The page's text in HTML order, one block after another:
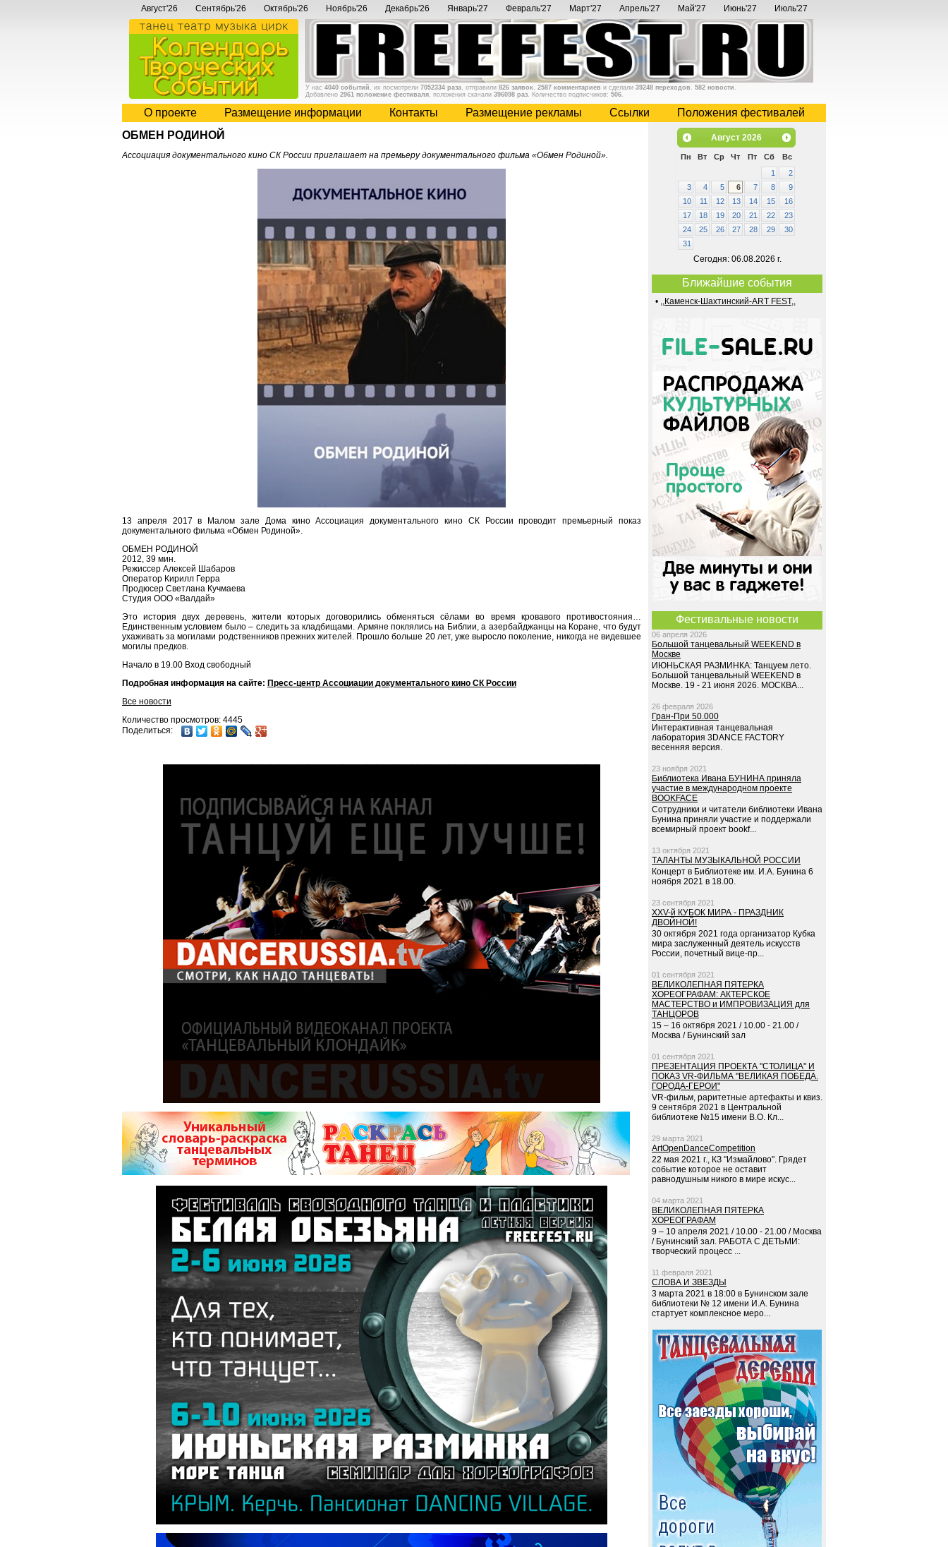
Август'26 Сентябрь'26 Октябрь'26 Ноябрь'26 Декабрь'26 Январь'27 Февраль'27 Март'27 Апрель'27 Май'27 Июнь'27 Июль'27
У нас 4040 событий , их посмотрели 7052334 раза, отправили 826 заявок, 2587 комментариев и сделали 39248 переходов . 582 новости .
Добавлено 2961 положение фестиваля, положения скачали 396098 раз. Количество подписчиков: 506.
О проекте Размещение информации Контакты Размещение рекламы Cсылки
Положения фестивалей
ОБМЕН РОДИНОЙ
Ассоциация документального кино СК России приглашает на премьеру документального фильма «Обмен Родиной».
13 апреля 2017 в Малом зале Дома кино Ассоциация документального кино СК России проводит премьерный показ
документального фильма «Обмен Родиной».
ОБМЕН РОДИНОЙ
2012, 39 мин.
Режиссер Алексей Шабаров
Оператор Кирилл Герра
Продюсер Светлана Кучмаева
Студия ООО «Валдай»
Это история двух деревень, жители которых договорились обменяться сёлами во время кровавого противостояния…
Единственным условием было – следить за кладбищами. Армяне поклялись на Библии, а азербайджанцы на Коране, что будут
ухаживать за могилами родственников прежних жителей. Прошло больше 20 лет, уже выросло поколение, никогда не видевшее
могилы предков.
Начало в 19.00 Вход свободный
Подробная информация на сайте: Пресс-центр Ассоциации документального кино СК России
Все новости
Количество просмотров: 4445
Поделиться:
Август 2026
Пн Вт Ср Чт Пт Сб
Вс
1
2
3
4 5 6 7 8
9
10
11 12 13 14 15
16
17
18 19 20 21 22
23
24
25 26 27 28 29
30
31
Сегодня: 06.08.2026 г.
Ближайшие события
• ,,Каменск-Шахтинский-ART FEST,,
Фестивальные новости
06 апреля 2026
Большой танцевальный WEEKEND в
Москве
ИЮНЬСКАЯ РАЗМИНКА: Танцуем лето.
Большой танцевальный WEEKEND в
Москве. 19 - 21 июня 2026. МОСКВА...
26 февраля 2026
Гран-При 50.000
Интерактивная танцевальная
лаборатория 3DANCE FACTORY
весенняя версия.
23 ноября 2021
Библиотека Ивана БУНИНА приняла
участие в международном проекте
BOOKFACE
Сотрудники и читатели библиотеки Ивана
Бунина приняли участие и поддержали
всемирный проект bookf...
13 октября 2021
ТАЛАНТЫ МУЗЫКАЛЬНОЙ РОССИИ
Концерт в Библиотеке им. И.А. Бунина 6
ноября 2021 в 18.00.
23 сентября 2021
XXV-й КУБОК МИРА - ПРАЗДНИК
ДВОЙНОЙ!
30 октября 2021 года организатор Кубка
мира заслуженный деятель искусств
России, почетный вице-пр...
01 сентября 2021
ВЕЛИКОЛЕПНАЯ ПЯТЕРКА
ХОРЕОГРАФАМ: АКТЕРСКОЕ
МАСТЕРСТВО и ИМПРОВИЗАЦИЯ для
ТАНЦОРОВ
15 – 16 октября 2021 / 10.00 - 21.00 /
Москва / Бунинский зал
01 сентября 2021
ПРЕЗЕНТАЦИЯ ПРОЕКТА "СТОЛИЦА" И
ПОКАЗ VR-ФИЛЬМА "ВЕЛИКАЯ ПОБЕДА.
ГОРОДА-ГЕРОИ"
VR-фильм, раритетные артефакты и квиз.
9 сентября 2021 в Центральной
библиотеке №15 имени В.О. Кл...
29 марта 2021
ArtOpenDanceCompetition
22 мая 2021 г., КЗ "Измайлово". Грядет
событие которое не оставит
равнодушным никого в мире искус...
04 марта 2021
ВЕЛИКОЛЕПНАЯ ПЯТЕРКА
ХОРЕОГРАФАМ
9 – 10 апреля 2021 / 10.00 - 21.00 / Москва
/ Бунинский зал. РАБОТА С ДЕТЬМИ:
творческий процесс ...
11 февраля 2021
СЛОВА И ЗВЕЗДЫ
3 марта 2021 в 18:00 в Бунинском зале
библиотеки № 12 имени И.А. Бунина
стартует комплексное меро...